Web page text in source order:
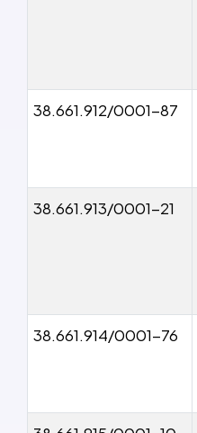
38.661.912/0001-87
38.661.913/0001-21
38.661.914/0001-76